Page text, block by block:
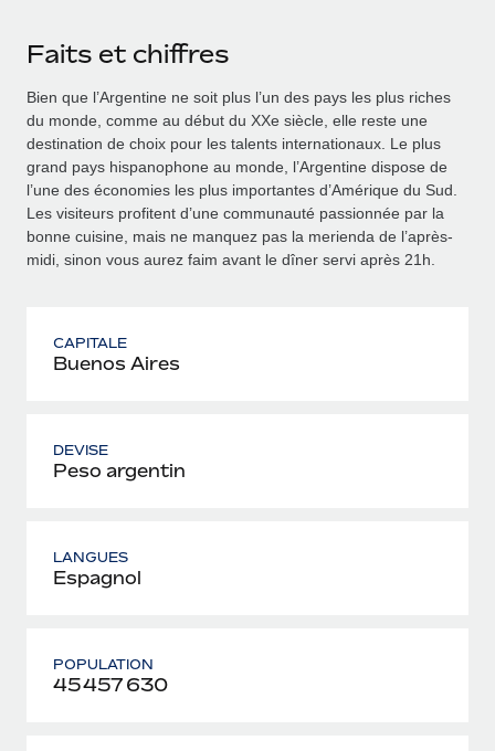
Faits et chiffres
Bien que l’Argentine ne soit plus l’un des pays les plus riches
du monde, comme au début du XXe siècle, elle reste une
destination de choix pour les talents internationaux. Le plus
grand pays hispanophone au monde, l’Argentine dispose de
l’une des économies les plus importantes d’Amérique du Sud.
Les visiteurs profitent d’une communauté passionnée par la
bonne cuisine, mais ne manquez pas la merienda de l’après-
midi, sinon vous aurez faim avant le dîner servi après 21h.
CAPITALE
Buenos Aires
DEVISE
Peso argentin
LANGUES
Espagnol
POPULATION
45 457 630